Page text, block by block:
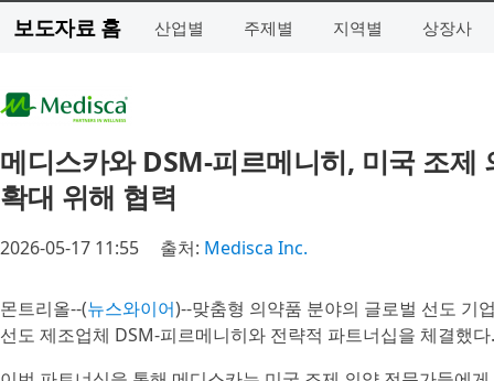
보도자료 홈 산업별 주제별 지역별 상장사
메디스카와 DSM-피르메니히, 미국 조
확대 위해 협력
2026-05-17 11:55 출처: Medisca Inc.
몬트리올--(뉴스와이어)--맞춤형 의약품 분야의 글로벌 선도 기
선도 제조업체 DSM-피르메니히와 전략적 파트너십을 체결했다.